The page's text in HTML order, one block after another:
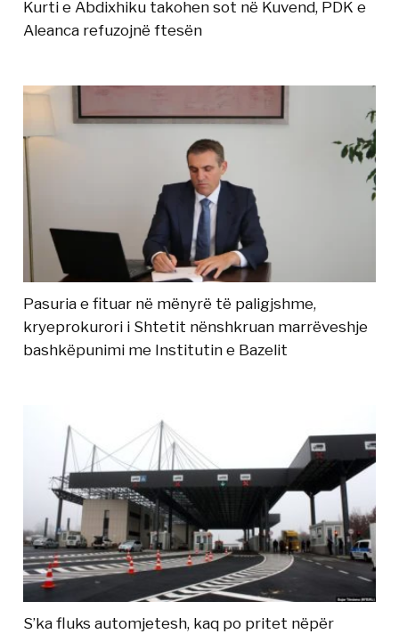
Kurti e Abdixhiku takohen sot në Kuvend, PDK e
Aleanca refuzojnë ftesën
Pasuria e fituar në mënyrë të paligjshme,
kryeprokurori i Shtetit nënshkruan marrëveshje
bashkëpunimi me Institutin e Bazelit
S’ka fluks automjetesh, kaq po pritet nëpër